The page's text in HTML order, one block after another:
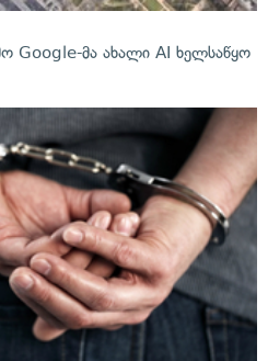
Google-მა ახალი AI ხელსაწყო